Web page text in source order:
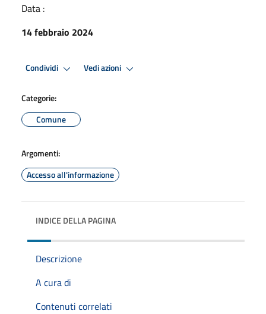
Data :
14 febbraio 2024
Condividi Vedi azioni
Categorie:
Comune
Argomenti:
Accesso all'informazione
INDICE DELLA PAGINA
Descrizione
A cura di
Contenuti correlati